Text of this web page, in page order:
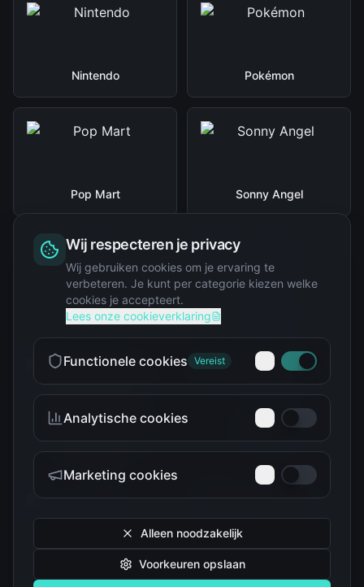
Nintendo Pokémon
Pop Mart Sonny Angel
Squishy
The Simpsons
Troetelbeertjes
Wij respecteren je privacy
Wij gebruiken cookies om je ervaring te
verbeteren. Je kunt per categorie kiezen welke
cookies je accepteert.
Lees onze cookieverklaring
Functionele cookies Vereist
Analytische cookies
Marketing cookies
Alleen noodzakelijk
Voorkeuren opslaan